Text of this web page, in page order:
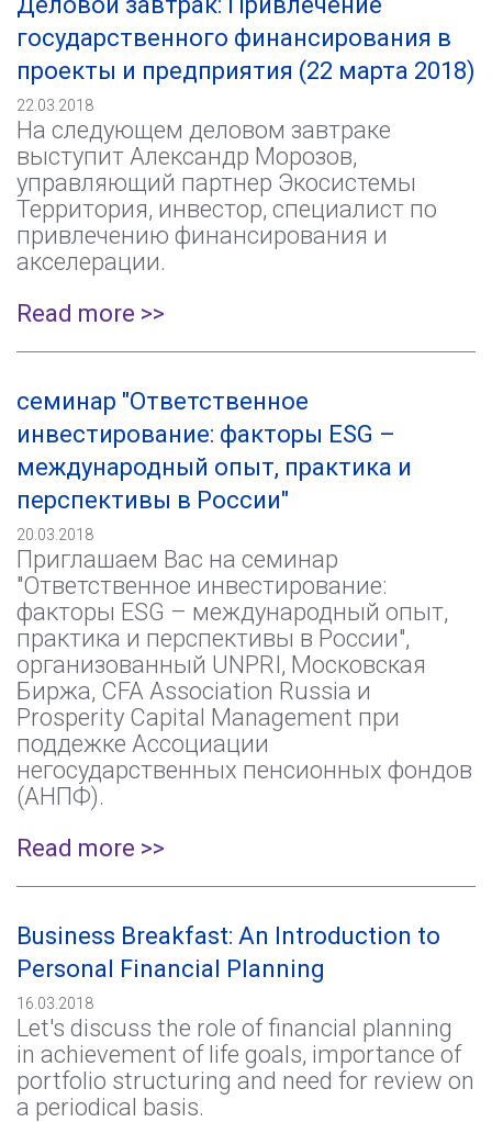
государственного финансирования в
проекты и предприятия (22 марта 2018)
22.03.2018
На следующем деловом завтраке
выступит Александр Морозов,
управляющий партнер Экосистемы
Территория, инвестор, специалист по
привлечению финансирования и
акселерации.
Read more >>
семинар "Ответственное
инвестирование: факторы ESG –
международный опыт, практика и
перспективы в России"
20.03.2018
Приглашаем Вас на семинар
"Ответственное инвестирование:
факторы ESG – международный опыт,
практика и перспективы в России",
организованный UNPRI, Московская
Биржа, CFA Association Russia и
Prosperity Capital Management при
поддежке Ассоциации
негосударственных пенсионных фондов
(АНПФ).
Read more >>
Business Breakfast: An Introduction to
Personal Financial Planning
16.03.2018
Let's discuss the role of financial planning
in achievement of life goals, importance of
portfolio structuring and need for review on
a periodical basis.